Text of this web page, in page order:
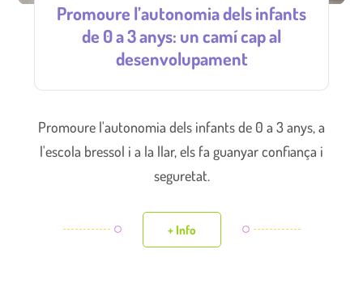
Promoure l’autonomia dels infants
de 0 a 3 anys: un camí cap al
desenvolupament
Promoure l'autonomia dels infants de 0 a 3 anys, a
l'escola bressol i a la llar, els fa guanyar confiança i
seguretat.
+ Info